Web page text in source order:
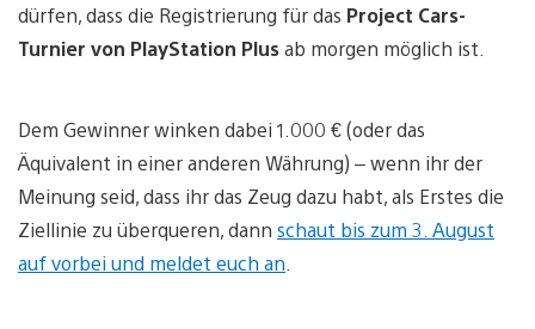
dürfen, dass die Registrierung für das Project Cars-
Turnier von PlayStation Plusab morgen möglich ist.
Dem Gewinner winken dabei 1.000 € (oder das
Äquivalent in einer anderen Währung) – wenn ihr der
Meinung seid, dass ihr das Zeug dazu habt, als Erstes die
Ziellinie zu überqueren, dann schaut bis zum 3. August
auf vorbei und meldet euch an